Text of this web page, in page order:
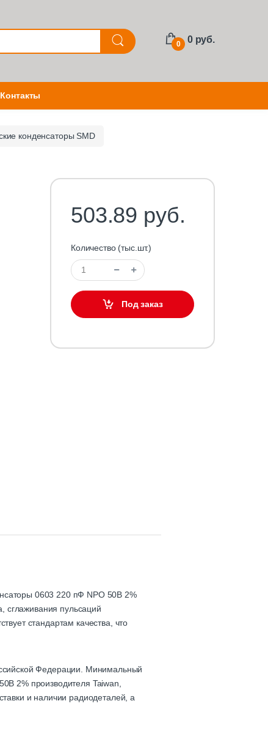
0 0 руб.
Контакты
конденсаторы SMD
503.89 руб.
Количество (тыс.шт.)
Под заказ
0603 220 пФ NPO 50В 2%
сглаживания пульсаций
стандартам качества, что
Федерации. Минимальный
2% производителя Taiwan,
и наличии радиодеталей, а